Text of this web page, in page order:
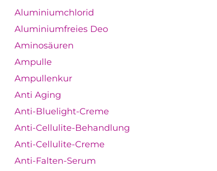
Aluminiumchlorid
Aluminiumfreies Deo
Aminosäuren
Ampulle
Ampullenkur
Anti Aging
Anti-Bluelight-Creme
Anti-Cellulite-Behandlung
Anti-Cellulite-Creme
Anti-Falten-Serum